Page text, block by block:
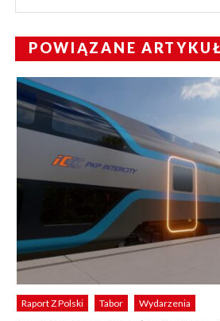
POWIĄZANE
Raport Z Polski Tabor Wydarzenia